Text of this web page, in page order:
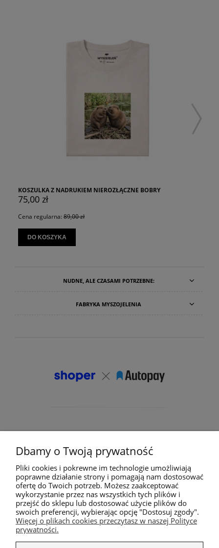
KOSZULKA Z NADRUKIEM NIEROZŁĄCZNE BOBRY
75,00 zł
Cena regularna: 89,00 zł
DO KOSZYKA
NUDNE, ALE CZASAMI POTRZEBNE:
FABRYKA MYSZOJELENIA
Dbamy o Twoją prywatność
Pliki cookies i pokrewne im technologie umożliwiają
poprawne działanie strony i pomagają nam dostosować
ofertę do Twoich potrzeb. Możesz zaakceptować
wykorzystanie przez nas wszystkich tych plików i
przejść do sklepu lub dostosować użycie plików do
swoich preferencji, wybierając opcję "Dostosuj zgody".
Więcej o plikach cookies przeczytasz w naszej Polityce
prywatności.